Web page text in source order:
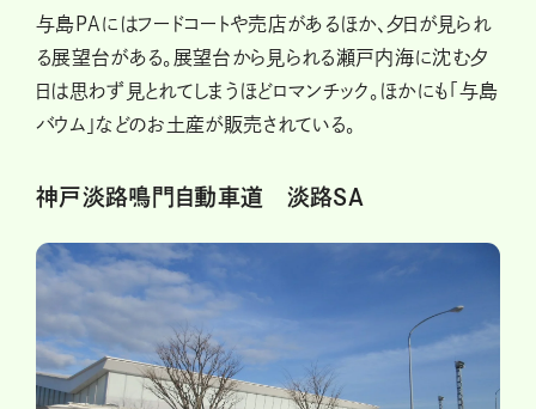
与島PAにはフードコートや売店があるほか、夕日が見られ
る展望台がある。展望台から見られる瀬戸内海に沈む夕
日は思わず見とれてしまうほどロマンチック。ほかにも「与島
バウム」などのお土産が販売されている。
神戸淡路鳴門自動車道 淡路SA